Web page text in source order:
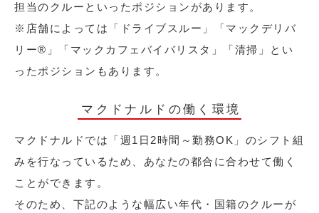
担当のクルーといったポジションがあります。
※店舗によっては「ドライブスルー」「マックデリバ
リー®︎」「マックカフェバイバリスタ」「清掃」とい
ったポジションもあります。
マクドナルドの働く環境
マクドナルドでは「週1日2時間～勤務OK」のシフト組
みを行なっているため、あなたの都合に合わせて働く
ことができます。
そのため、下記のような幅広い年代・国籍のクルーが